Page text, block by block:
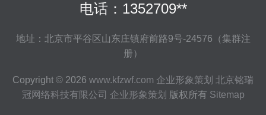
电话：1352709**
地址：北京市平谷区山东庄镇府前路9号-24576（集群注
册）
Copyright © 2026 www.kfzwf.com 企业形象策划 北京铭瑞
冠网络科技有限公司 企业形象策划 版权所有 Sitemap